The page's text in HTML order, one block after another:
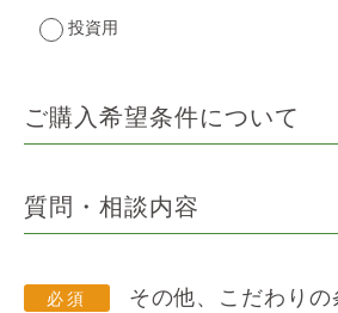
投資用
ご購入希望条件について
質問・相談内容
その他、こだわりの